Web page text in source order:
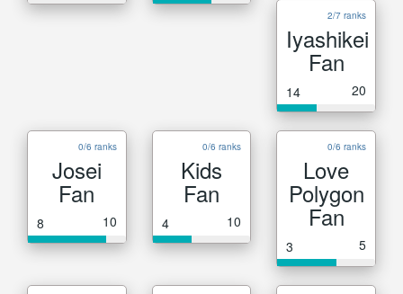
2/7 ranks
Iyashikei
Fan
14 20
0/6 ranks
Josei
Fan
8 10
0/6 ranks
Kids
Fan
4 10
0/6 ranks
Love
Polygon
Fan
3 5